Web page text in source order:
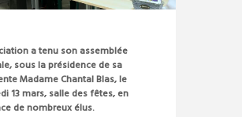
a tenu son assemblée
sous la présidence de sa
Madame Chantal Blas, le
13 mars, salle des fêtes, en
de nombreux élus.